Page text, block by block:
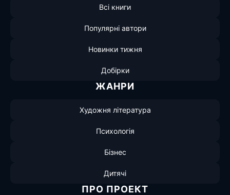
Всі книги
Популярні автори
Новинки тижня
Добірки
ЖАНРИ
Художня література
Психологія
Бізнес
Дитячі
ПРО ПРОЕКТ